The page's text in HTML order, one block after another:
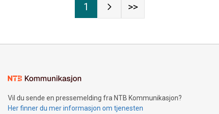
1 >>
Vil du sende en pressemelding fra NTB Kommunikasjon?
Her finner du mer informasjon om tjenesten